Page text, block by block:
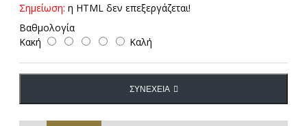
Σημείωση: η HTML δεν επεξεργάζεται!
Βαθμολογία
Κακή
Καλή
ΣΥΝΈΧΕΙΑ